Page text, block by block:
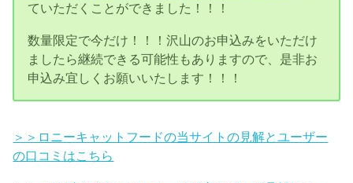
ていただくことができました！！！
数量限定で今だけ！！！沢山のお申込みをいただけ
ましたら継続できる可能性もありますので、是非お
申込み宜しくお願いいたします！！！
＞＞ロニーキャットフードの当サイトの見解とユーザー
の口コミはこちら